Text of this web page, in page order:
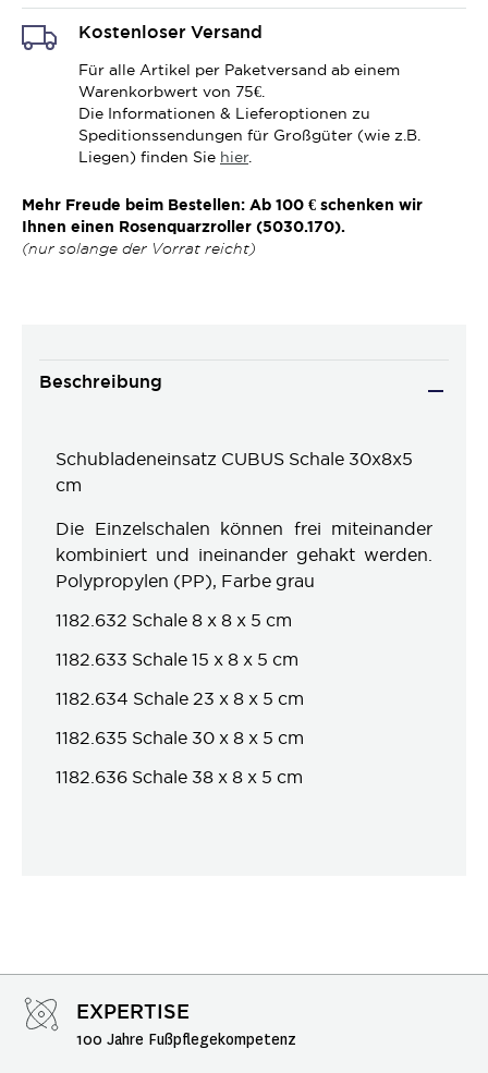
Kostenloser Versand
Für alle Artikel per Paketversand ab einem
Warenkorbwert von 75€.
Die Informationen & Lieferoptionen zu
Speditionssendungen für Großgüter (wie z.B.
Liegen) finden Sie hier.
Mehr Freude beim Bestellen: Ab 100 € schenken wir
Ihnen einen Rosenquarzroller (5030.170).
(nur solange der Vorrat reicht)
Beschreibung
Schubladeneinsatz CUBUS Schale 30x8x5
cm
Die Einzelschalen können frei miteinander
kombiniert und ineinander gehakt werden.
Polypropylen (PP), Farbe grau
1182.632 Schale 8 x 8 x 5 cm
1182.633 Schale 15 x 8 x 5 cm
1182.634 Schale 23 x 8 x 5 cm
1182.635 Schale 30 x 8 x 5 cm
1182.636 Schale 38 x 8 x 5 cm
EXPERTISE
100 Jahre Fußpflegekompetenz